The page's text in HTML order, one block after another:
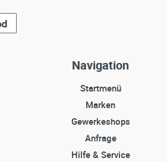
Navigation
Startmenü
Marken
Gewerkeshops
Anfrage
Hilfe & Service